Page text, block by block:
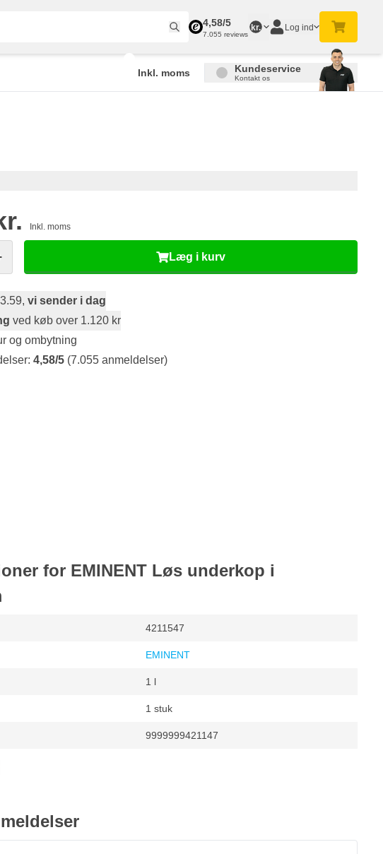
4,58/5
7.055 reviews
kr. Log ind
Inkl. moms Kundeservice
Kontakt os
Inkl. moms
Læg i kurv
vi sender i dag
ved køb over 1.120 kr
og ombytning
4,58/5 (7.055 anmeldelser)
for EMINENT Løs underkop i
4211547
EMINENT
1 l
1 stuk
9999999421147